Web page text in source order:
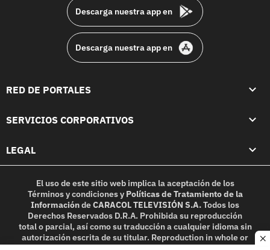
Descarga nuestra app en
Descarga nuestra app en
RED DE PORTALES
SERVICIOS CORPORATIVOS
LEGAL
El uso de este sitio web implica la aceptación de los
Términos y condicionesy Políticas de Tratamiento de la
InformacióndeCARACOL TELEVISIÓN S.A.Todos los
Derechos Reservados D.R.A. Prohibida su reproducción
total o parcial, así como su traducción a cualquier idioma sin
autorización escrita de su titular. Reproduction in whole or